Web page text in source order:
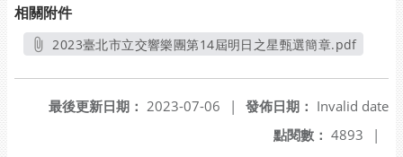
相關附件
2023臺北市立交響樂團第14屆明日之星甄選簡章.pdf
發佈日期： Invalid date
最後更新日期： 2023-07-06
|
點閱數： 4893 |